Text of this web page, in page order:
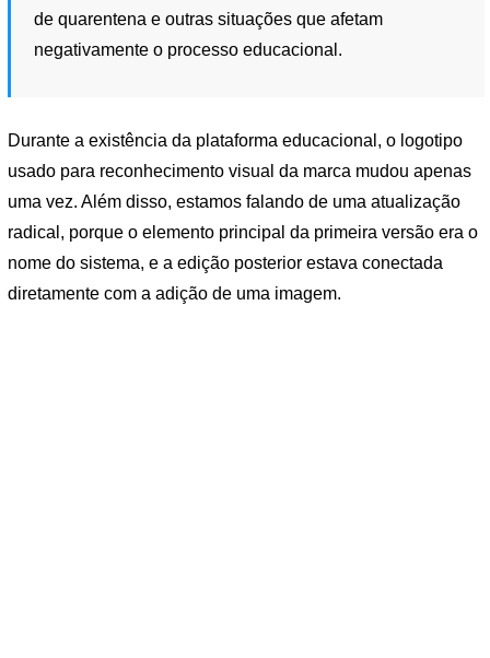
de quarentena e outras situações que afetam
negativamente o processo educacional.
Durante a existência da plataforma educacional, o logotipo
usado para reconhecimento visual da marca mudou apenas
uma vez. Além disso, estamos falando de uma atualização
radical, porque o elemento principal da primeira versão era o
nome do sistema, e a edição posterior estava conectada
diretamente com a adição de uma imagem.